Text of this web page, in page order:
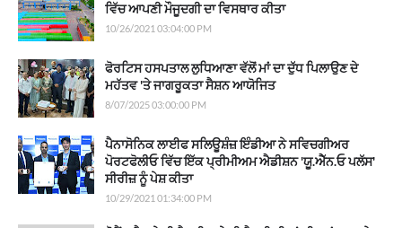
ਵਿੱਚ ਆਪਣੀ ਮੌਜੂਦਗੀ ਦਾ ਵਿਸਥਾਰ ਕੀਤਾ
10/26/2021 03:04:00 PM
ਫੋਰਟਿਸ ਹਸਪਤਾਲ ਲੁਧਿਆਣਾ ਵੱਲੋਂ ਮਾਂ ਦਾ ਦੁੱਧ ਪਿਲਾਉਣ ਦੇ
ਮਹੱਤਵ 'ਤੇ ਜਾਗਰੂਕਤਾ ਸੈਸ਼ਨ ਆਯੋਜਿਤ
8/07/2025 03:00:00 PM
ਪੈਨਾਸੋਨਿਕ ਲਾਈਫ ਸਲਿਊਸ਼ੰਜ਼ ਇੰਡੀਆ ਨੇ ਸਵਿਚਗੀਅਰ
ਪੋਰਟਫੋਲੀਓ ਵਿੱਚ ਇੱਕ ਪ੍ਰੀਮੀਅਮ ਐਡੀਸ਼ਨ 'ਯੂ.ਐੱਨ.ਓ ਪਲੱਸ'
ਸੀਰੀਜ਼ ਨੂੰ ਪੇਸ਼ ਕੀਤਾ
10/29/2021 01:34:00 PM